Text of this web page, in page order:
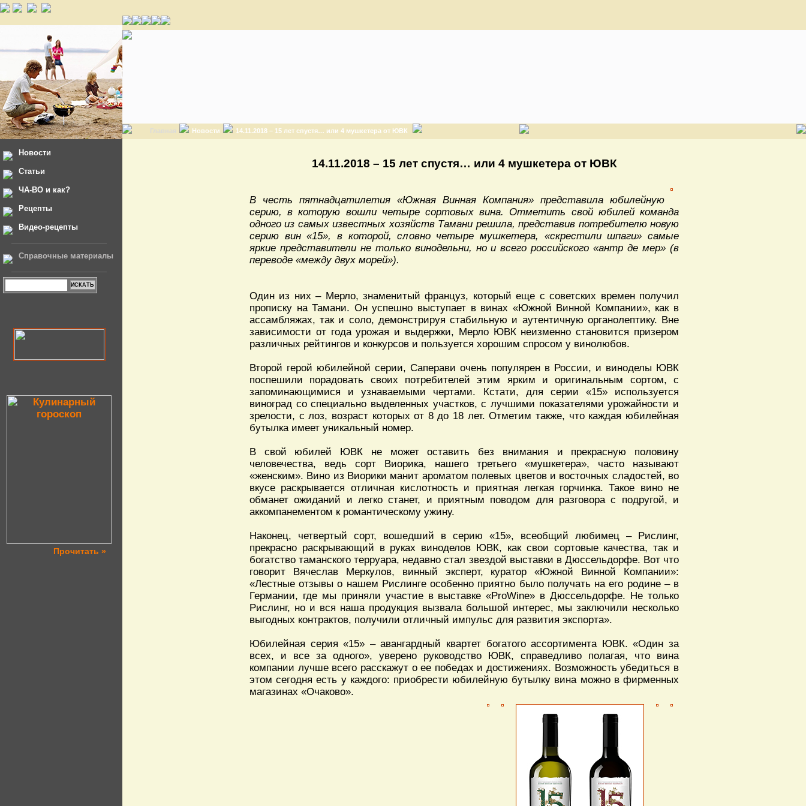
Главная Новости 14.11.2018 – 15 лет спустя… или 4 мушкетера от ЮВК
Новости
Статьи
ЧА-ВО и как?
Рецепты
Видео-рецепты
Справочные материалы
Прочитать »
14.11.2018 – 15 лет спустя… или 4 мушкетера от ЮВК
В честь пятнадцатилетия «Южная Винная Компания» представила юбилейную
серию, в которую вошли четыре сортовых вина. Отметить свой юбилей команда
одного из самых известных хозяйств Тамани решила, представив потребителю новую
серию вин «15», в которой, словно четыре мушкетера, «скрестили шпаги» самые
яркие представители не только винодельни, но и всего российского «антр де мер» (в
переводе «между двух морей»).
Один из них – Мерло, знаменитый француз, который еще с советских времен получил
прописку на Тамани. Он успешно выступает в винах «Южной Винной Компании», как в
ассамбляжах, так и соло, демонстрируя стабильную и аутентичную органолептику. Вне
зависимости от года урожая и выдержки, Мерло ЮВК неизменно становится призером
различных рейтингов и конкурсов и пользуется хорошим спросом у винолюбов.
Второй герой юбилейной серии, Саперави очень популярен в России, и виноделы ЮВК
поспешили порадовать своих потребителей этим ярким и оригинальным сортом, с
запоминающимися и узнаваемыми чертами. Кстати, для серии «15» используется
виноград со специально выделенных участков, с лучшими показателями урожайности и
зрелости, с лоз, возраст которых от 8 до 18 лет. Отметим также, что каждая юбилейная
бутылка имеет уникальный номер.
В свой юбилей ЮВК не может оставить без внимания и прекрасную половину
человечества, ведь сорт Виорика, нашего третьего «мушкетера», часто называют
«женским». Вино из Виорики манит ароматом полевых цветов и восточных сладостей, во
вкусе раскрывается отличная кислотность и приятная легкая горчинка. Такое вино не
обманет ожиданий и легко станет, и приятным поводом для разговора с подругой, и
аккомпанементом к романтическому ужину.
Наконец, четвертый сорт, вошедший в серию «15», всеобщий любимец – Рислинг,
прекрасно раскрывающий в руках виноделов ЮВК, как свои сортовые качества, так и
богатство таманского терруара, недавно стал звездой выставки в Дюссельдорфе. Вот что
говорит Вячеслав Меркулов, винный эксперт, куратор «Южной Винной Компании»:
«Лестные отзывы о нашем Рислинге особенно приятно было получать на его родине – в
Германии, где мы приняли участие в выставке «ProWine» в Дюссельдорфе. Не только
Рислинг, но и вся наша продукция вызвала большой интерес, мы заключили несколько
выгодных контрактов, получили отличный импульс для развития экспорта».
Юбилейная серия «15» – авангардный квартет богатого ассортимента ЮВК. «Один за
всех, и все за одного», уверено руководство ЮВК, справедливо полагая, что вина
компании лучше всего расскажут о ее победах и достижениях. Возможность убедиться в
этом сегодня есть у каждого: приобрести юбилейную бутылку вина можно в фирменных
магазинах «Очаково».